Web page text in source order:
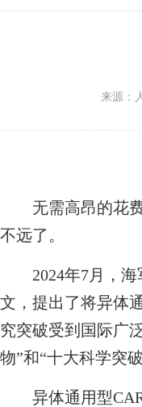
来源：
无需高昂的花费
不远了。
2024年7月，海
文，提出了将异体
究突破受到国际广
物”和“十大科学突
异体通用型CAR-